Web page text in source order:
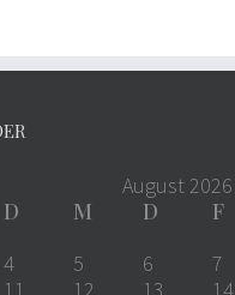
August 2026
D M D F
4 5 6 7